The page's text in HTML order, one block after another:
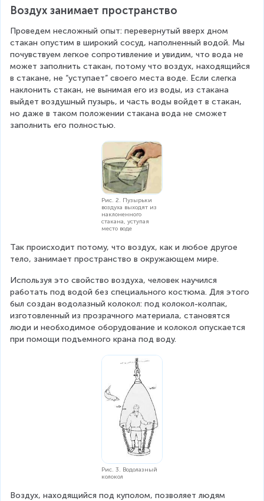
Воздух занимает пространство
Проведем несложный опыт: перевернутый вверх дном
стакан опустим в широкий сосуд, наполненный водой. Мы
почувствуем легкое сопротивление и увидим, что вода не
может заполнить стакан, потому что воздух, находящийся
в стакане, не “уступает” своего места воде. Если слегка
наклонить стакан, не вынимая его из воды, из стакана
выйдет воздушный пузырь, и часть воды войдет в стакан,
но даже в таком положении стакана вода не сможет
заполнить его полностью.
Рис. 2. Пузырьки
воздуха выходят из
наклоненного
стакана, уступая
место воде
Так происходит потому, что воздух, как и любое другое
тело, занимает пространство в окружающем мире.
Используя это свойство воздуха, человек научился
работать под водой без специального костюма. Для этого
был создан водолазный колокол: под колокол-колпак,
изготовленный из прозрачного материала, становятся
люди и необходимое оборудование и колокол опускается
при помощи подъемного крана под воду.
Рис. 3. Водолазный
колокол
Воздух, находящийся под куполом, позволяет людям